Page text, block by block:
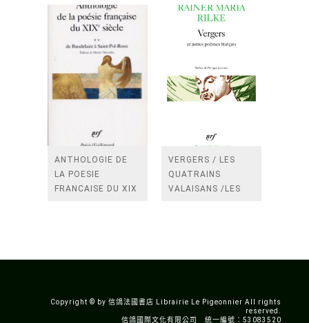
ANTHOLOGIE DE
LA POESIE
FRANCAISE DU XIX
VERGERS / LES
QUATRAINS
VALAISANS /LES
Copyright © by 信鴿法國書店 Librairie Le Pigeonnier All rights
reserved.
信鴿國際文化有限公司 統一編號：53083520